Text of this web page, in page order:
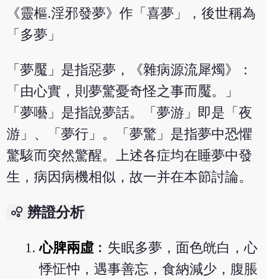
《靈樞.淫邪發夢》作「喜夢」，後世稱為
「多夢」
「夢魘」是指惡夢，《雜病源流犀燭》：
「由心實，則夢驚憂奇怪之事而魘。」
「夢囈」是指說夢話。「夢游」即是「夜
游」、「夢行」。「夢驚」是指夢中恐懼
驚駭而突然驚醒。上述各症均在睡夢中發
生，病因病機相似，故一并在本節討論。
bubble_chart 辨證分析
心脾兩虛 ︰失眠多夢，面色㿠白，心
悸怔忡，遇事善忘，食納減少，腹脹